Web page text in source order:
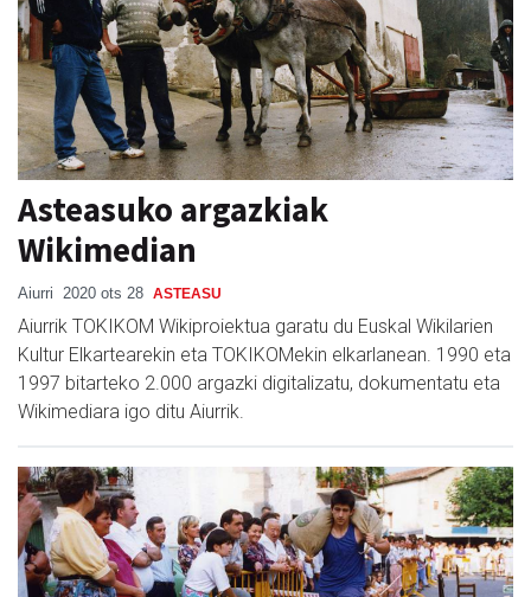
Asteasuko argazkiak
Wikimedian
Aiurri 2020 ots 28 ASTEASU
Aiurrik TOKIKOM Wikiproiektua garatu du Euskal Wikilarien
Kultur Elkartearekin eta TOKIKOMekin elkarlanean. 1990 eta
1997 bitarteko 2.000 argazki digitalizatu, dokumentatu eta
Wikimediara igo ditu Aiurrik.